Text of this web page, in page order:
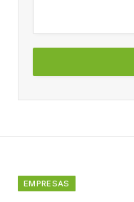
EMPRESAS